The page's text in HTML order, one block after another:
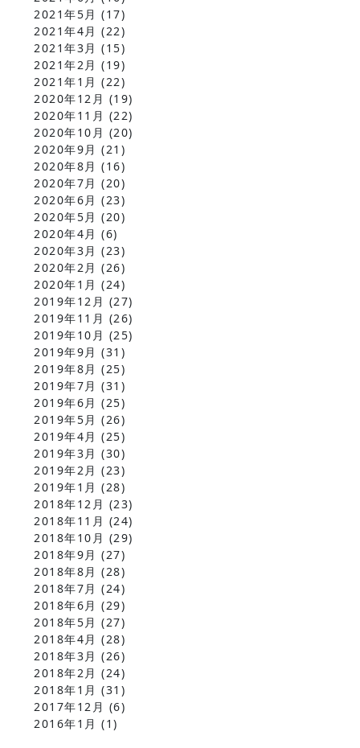
2021年5月 (17)
2021年4月 (22)
2021年3月 (15)
2021年2月 (19)
2021年1月 (22)
2020年12月 (19)
2020年11月 (22)
2020年10月 (20)
2020年9月 (21)
2020年8月 (16)
2020年7月 (20)
2020年6月 (23)
2020年5月 (20)
2020年4月 (6)
2020年3月 (23)
2020年2月 (26)
2020年1月 (24)
2019年12月 (27)
2019年11月 (26)
2019年10月 (25)
2019年9月 (31)
2019年8月 (25)
2019年7月 (31)
2019年6月 (25)
2019年5月 (26)
2019年4月 (25)
2019年3月 (30)
2019年2月 (23)
2019年1月 (28)
2018年12月 (23)
2018年11月 (24)
2018年10月 (29)
2018年9月 (27)
2018年8月 (28)
2018年7月 (24)
2018年6月 (29)
2018年5月 (27)
2018年4月 (28)
2018年3月 (26)
2018年2月 (24)
2018年1月 (31)
2017年12月 (6)
2016年1月 (1)